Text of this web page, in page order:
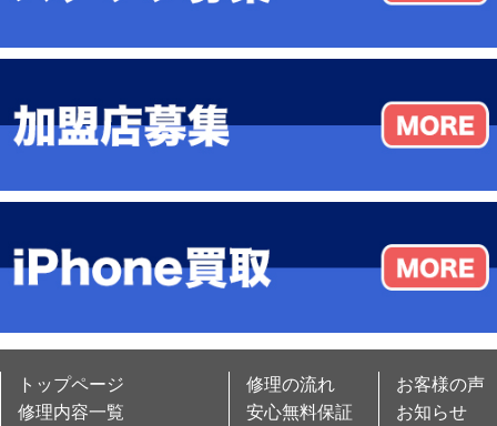
トップページ
修理内容一覧
修理の流れ
安心無料保証
お客様の声
お知らせ